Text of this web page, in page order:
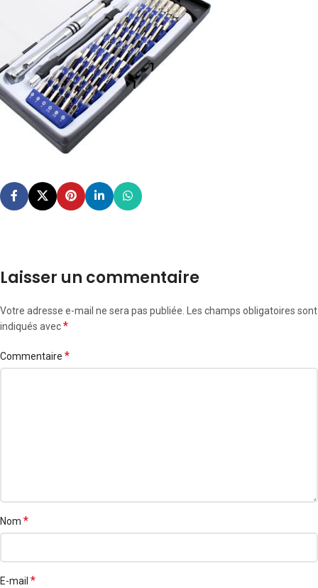
Laisser un commentaire
Votre adresse e-mail ne sera pas publiée. Les champs obligatoires sont
indiqués avec*
Commentaire *
Nom *
E-mail *